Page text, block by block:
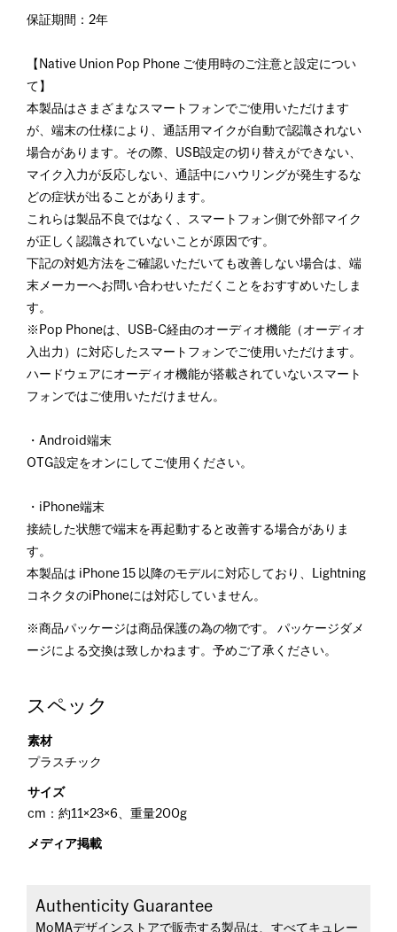
保証期間：2年
【Native Union Pop Phone ご使用時のご注意と設定につい
て】
本製品はさまざまなスマートフォンでご使用いただけます
が、端末の仕様により、通話用マイクが自動で認識されない
場合があります。その際、USB設定の切り替えができない、
マイク入力が反応しない、通話中にハウリングが発生するな
どの症状が出ることがあります。
これらは製品不良ではなく、スマートフォン側で外部マイク
が正しく認識されていないことが原因です。
下記の対処方法をご確認いただいても改善しない場合は、端
末メーカーへお問い合わせいただくことをおすすめいたしま
す。
※Pop Phoneは、USB-C経由のオーディオ機能（オーディオ
入出力）に対応したスマートフォンでご使用いただけます。
ハードウェアにオーディオ機能が搭載されていないスマート
フォンではご使用いただけません。
・Android端末
OTG設定をオンにしてご使用ください。
・iPhone端末
接続した状態で端末を再起動すると改善する場合がありま
す。
本製品は iPhone 15 以降のモデルに対応しており、Lightning
コネクタのiPhoneには対応していません。
※商品パッケージは商品保護の為の物です。 パッケージダメ
ージによる交換は致しかねます。予めご了承ください。
スペック
素材
プラスチック
サイズ
cm：約11×23×6、重量200g
メディア掲載
Authenticity Guarantee
MoMAデザインストアで販売する製品は、すべてキュレー